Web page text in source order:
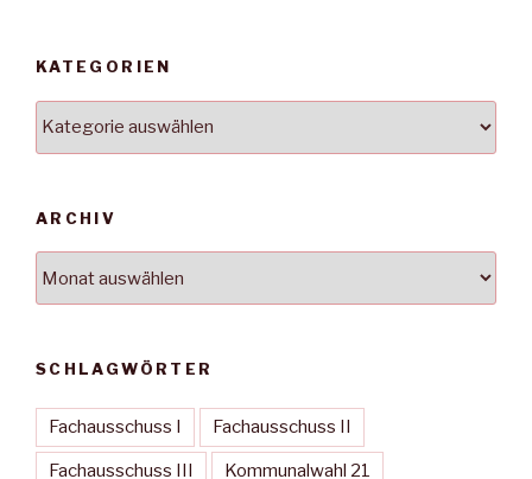
KATEGORIEN
ARCHIV
SCHLAGWÖRTER
Fachausschuss I Fachausschuss II
Fachausschuss III Kommunalwahl 21